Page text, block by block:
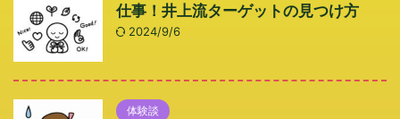
仕事！井上流ターゲットの見つけ方
2024/9/6
体験談